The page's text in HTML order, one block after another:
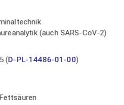
(auch SARS-CoV-2)
(D-PL-14486-01-00)